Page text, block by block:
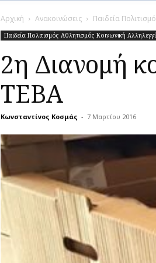
Αρχική Ανακοινώσεις Παιδεία
Παιδεία Πολιτισμός Αθλητισμός Κοινωνική
2η Διανομή
ΤΕΒΑ
Κωνσταντίνος Κοσμάς - 7 Μαρτίου 2016